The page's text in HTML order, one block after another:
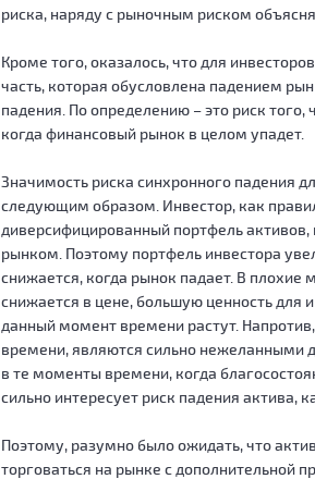
риска, наряду с рыночным риском
Кроме того, оказалось, что для
часть, которая обусловлена падением
падения. По определению – это риск
когда финансовый рынок в целом упадет.
Значимость риска синхронного падения
следующим образом. Инвестор, как
диверсифицированный портфель
рынком. Поэтому портфель инвестора
снижается, когда рынок падает. В
снижается в цене, большую ценность для
данный момент времени растут.
времени, являются сильно нежеланными
в те моменты времени, когда
сильно интересует риск падения актива,
Поэтому, разумно было ожидать, что
торговаться на рынке с дополнительной